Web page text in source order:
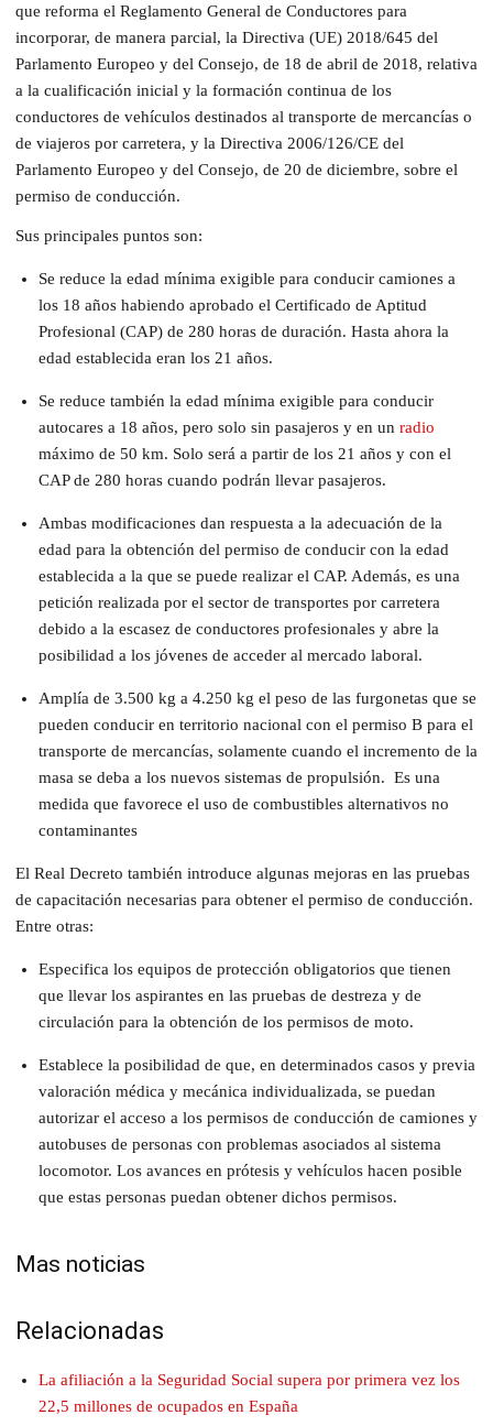
que reforma el Reglamento General de Conductores para
incorporar, de manera parcial, la Directiva (UE) 2018/645 del
Parlamento Europeo y del Consejo, de 18 de abril de 2018, relativa
a la cualificación inicial y la formación continua de los
conductores de vehículos destinados al transporte de mercancías o
de viajeros por carretera, y la Directiva 2006/126/CE del
Parlamento Europeo y del Consejo, de 20 de diciembre, sobre el
permiso de conducción.
Sus principales puntos son:
Se reduce la edad mínima exigible para conducir camiones a
los 18 años habiendo aprobado el Certificado de Aptitud
Profesional (CAP) de 280 horas de duración. Hasta ahora la
edad establecida eran los 21 años.
Se reduce también la edad mínima exigible para conducir
autocares a 18 años, pero solo sin pasajeros y en un radio
máximo de 50 km. Solo será a partir de los 21 años y con el
CAP de 280 horas cuando podrán llevar pasajeros.
Ambas modificaciones dan respuesta a la adecuación de la
edad para la obtención del permiso de conducir con la edad
establecida a la que se puede realizar el CAP. Además, es una
petición realizada por el sector de transportes por carretera
debido a la escasez de conductores profesionales y abre la
posibilidad a los jóvenes de acceder al mercado laboral.
Amplía de 3.500 kg a 4.250 kg el peso de las furgonetas que se
pueden conducir en territorio nacional con el permiso B para el
transporte de mercancías, solamente cuando el incremento de la
masa se deba a los nuevos sistemas de propulsión. Es una
medida que favorece el uso de combustibles alternativos no
contaminantes
El Real Decreto también introduce algunas mejoras en las pruebas
de capacitación necesarias para obtener el permiso de conducción.
Entre otras:
Especifica los equipos de protección obligatorios que tienen
que llevar los aspirantes en las pruebas de destreza y de
circulación para la obtención de los permisos de moto.
Establece la posibilidad de que, en determinados casos y previa
valoración médica y mecánica individualizada, se puedan
autorizar el acceso a los permisos de conducción de camiones y
autobuses de personas con problemas asociados al sistema
locomotor. Los avances en prótesis y vehículos hacen posible
que estas personas puedan obtener dichos permisos.
Mas noticias
Relacionadas
La afiliación a la Seguridad Social supera por primera vez los
22,5 millones de ocupados en España